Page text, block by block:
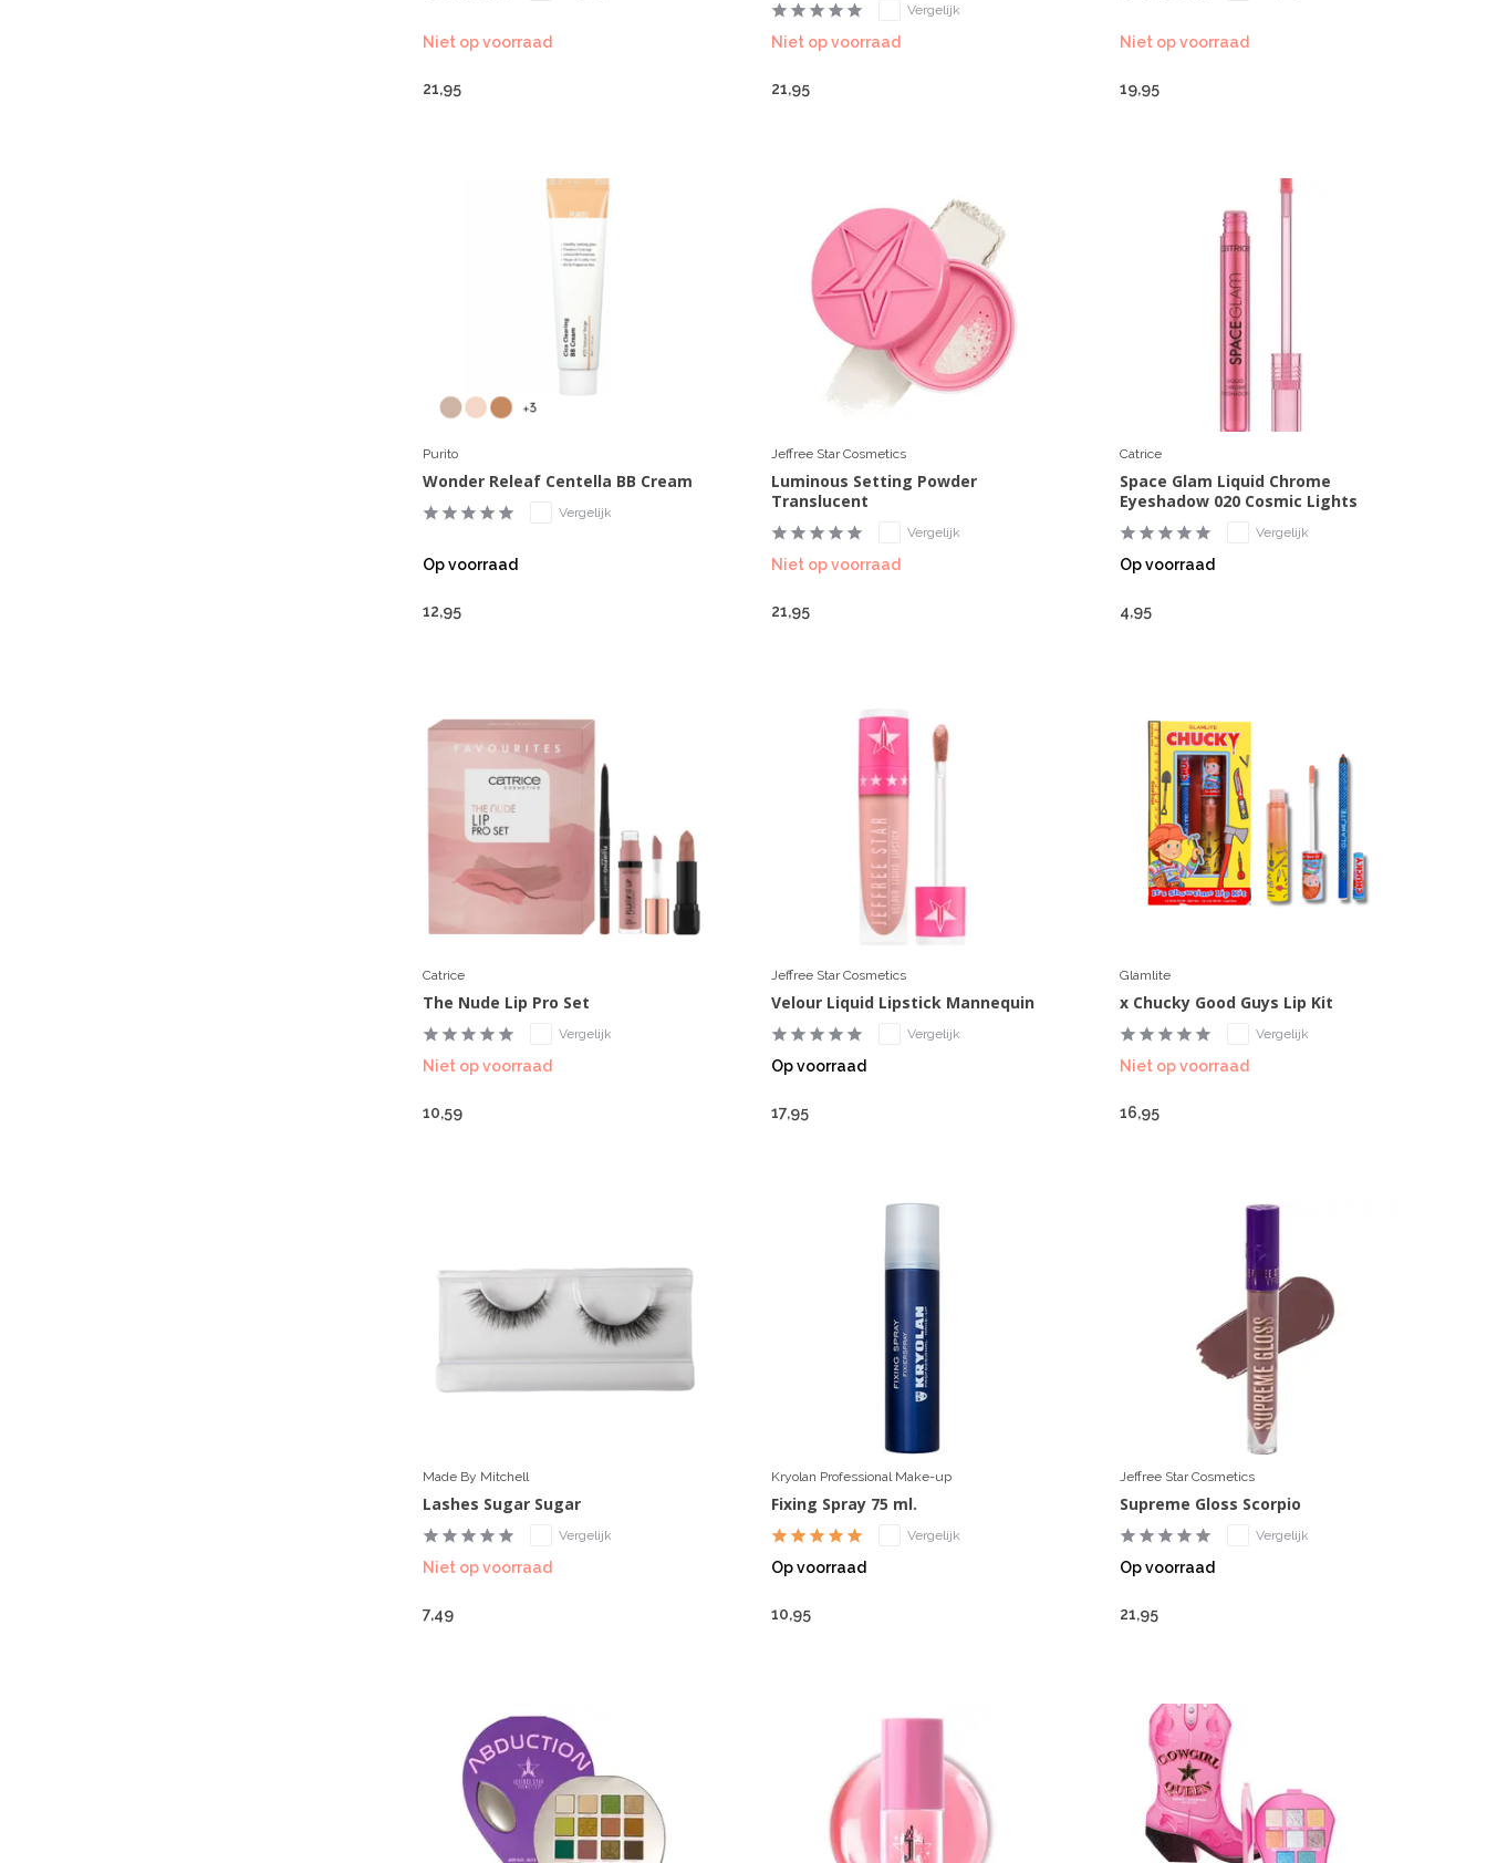
Niet op voorraad
21,95
Vergelijk
Niet op voorraad
21,95
Niet op voorraad
19,95
Purito
Wonder Releaf Centella BB Cream
Vergelijk
Op voorraad
12,95
Jeffree Star Cosmetics
Luminous Setting Powder
Translucent
Vergelijk
Niet op voorraad
21,95
Catrice
Space Glam Liquid Chrome
Eyeshadow 020 Cosmic Lights
Vergelijk
Op voorraad
4,95
Catrice
The Nude Lip Pro Set
Vergelijk
Niet op voorraad
10,59
Jeffree Star Cosmetics
Velour Liquid Lipstick Mannequin
Vergelijk
Op voorraad
17,95
Glamlite
x Chucky Good Guys Lip Kit
Vergelijk
Niet op voorraad
16,95
Made By Mitchell
Lashes Sugar Sugar
Vergelijk
Niet op voorraad
7,49
Kryolan Professional Make-up
Fixing Spray 75 ml.
Vergelijk
Op voorraad
10,95
Jeffree Star Cosmetics
Supreme Gloss Scorpio
Vergelijk
Op voorraad
21,95